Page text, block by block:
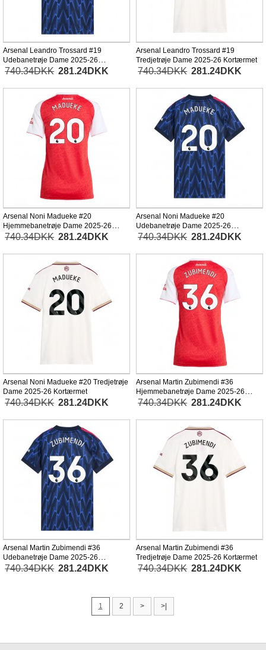
Arsenal Leandro Trossard #19
Udebanetrøje Dame 2025-26
Kortærmet
740.34DKK 281.24DKK
Arsenal Leandro Trossard #19
Tredjetrøje Dame 2025-26 Kortærmet
740.34DKK 281.24DKK
Arsenal Noni Madueke #20
Hjemmebanetrøje Dame 2025-26
Kortærmet
740.34DKK 281.24DKK
Arsenal Noni Madueke #20
Udebanetrøje Dame 2025-26
Kortærmet
740.34DKK 281.24DKK
Arsenal Noni Madueke #20 Tredjetrøje
Dame 2025-26 Kortærmet
740.34DKK 281.24DKK
Arsenal Martin Zubimendi #36
Hjemmebanetrøje Dame 2025-26
Kortærmet
740.34DKK 281.24DKK
Arsenal Martin Zubimendi #36
Udebanetrøje Dame 2025-26
Kortærmet
740.34DKK 281.24DKK
Arsenal Martin Zubimendi #36
Tredjetrøje Dame 2025-26 Kortærmet
740.34DKK 281.24DKK
1 2 > >|